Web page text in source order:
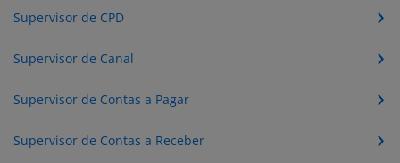
Supervisor de CPD
Supervisor de Canal
Supervisor de Contas a Pagar
Supervisor de Contas a Receber